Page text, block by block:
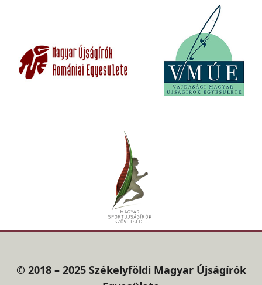
© 2018 – 2025 Székelyföldi Magyar Újságírók